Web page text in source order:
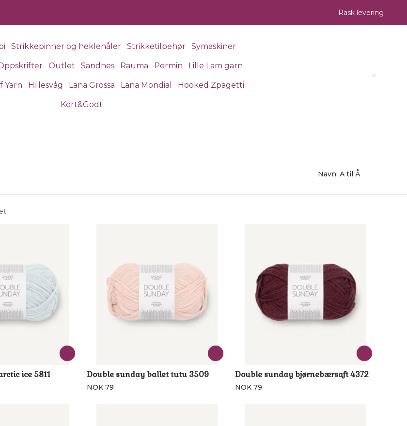
Rask levering
Strikkepinner og heklenåler Strikketilbehør Symaskiner
Outlet Sandnes Rauma Permin Lille Lam garn
Yarn Hillesvåg Lana Grossa Lana Mondial Hooked Zpagetti
Kort&Godt
Navn: A til Å
ice 5811 Double sunday ballet tutu 3509
NOK 79
Double sunday bjørnebærsaft 4372
NOK 79